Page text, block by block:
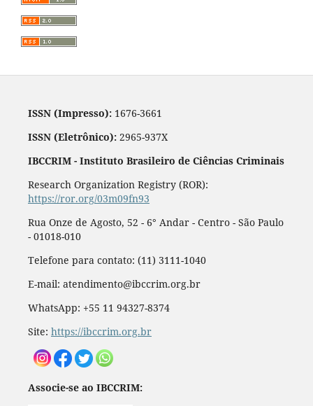
ISSN (Impresso):1676-3661
ISSN (Eletrônico):2965-937X
IBCCRIM - Instituto Brasileiro de Ciências Criminais
Research Organization Registry (ROR):
https://ror.org/03m09fn93
Rua Onze de Agosto, 52 - 6° Andar - Centro - São Paulo
- 01018-010
Telefone para contato: (11) 3111-1040
E-mail: atendimento@ibccrim.org.br
WhatsApp: +55 11 94327-8374
Site: https://ibccrim.org.br
Associe-se ao IBCCRIM: